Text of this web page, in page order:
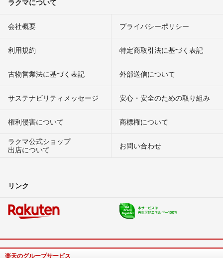
会社概要 プライバシーポリシー
利用規約 特定商取引法に基づく表記
古物営業法に基づく表記 外部送信について
サステナビリティメッセージ 安心・安全のための取り組み
権利侵害について
商標権について
ラクマ公式ショップ
出店について
お問い合わせ
リンク
楽天のグループサービス